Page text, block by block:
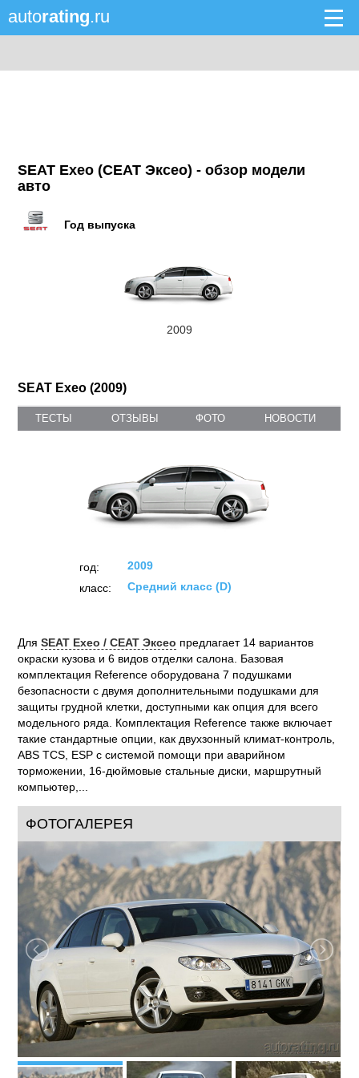
autorating.ru
SEAT Exeo (СЕАТ Эксео) - обзор модели
авто
Год выпуска
2009
SEAT Exeo (2009)
ТЕСТЫ ОТЗЫВЫ ФОТО НОВОСТИ
год:
2009
класс:
Средний класс (D)
ДляSEAT Exeo / СЕАТ Эксео предлагает 14 вариантов
окраски кузова и 6 видов отделки салона. Базовая
комплектация Reference оборудована 7 подушками
безопасности с двумя дополнительными подушками для
защиты грудной клетки, доступными как опция для всего
модельного ряда. Комплектация Reference также включает
такие стандартные опции, как двухзонный климат-контроль,
ABS TCS, ESP с системой помощи при аварийном
торможении, 16-дюймовые стальные диски, маршрутный
компьютер,...
ФОТОГАЛЕРЕЯ